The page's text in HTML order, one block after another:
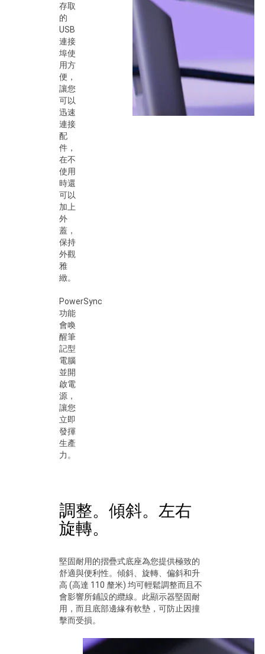
存取
的
USB
連接
埠使
用方
便，
讓您
可以
迅速
連接
配
件，
在不
使用
時還
可以
加上
外
蓋，
保持
外觀
雅
緻。
PowerSync
功能
會喚
醒筆
記型
電腦
並開
啟電
源，
讓您
立即
發揮
生產
力。
調整。傾斜。左右
旋轉。
堅固耐用的摺疊式底座為您提供極致的
舒適與便利性。傾斜、旋轉、偏斜和升
高 (高達 110 釐米) 均可輕鬆調整而且不
會影響所鋪設的纜線。此顯示器堅固耐
用，而且底部邊緣有軟墊，可防止因撞
擊而受損。